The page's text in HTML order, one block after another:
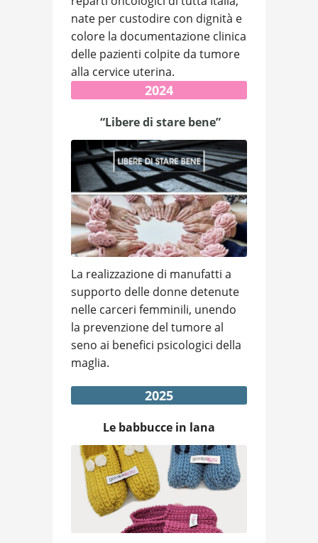
nate per custodire con dignità e
colore la documentazione clinica
delle pazienti colpite da tumore
alla cervice uterina.
2024
“Libere di stare bene”
La realizzazione di manufatti a
supporto delle donne detenute
nelle carceri femminili, unendo
la prevenzione del tumore al
seno ai benefici psicologici della
maglia.
2025
Le babbucce in lana